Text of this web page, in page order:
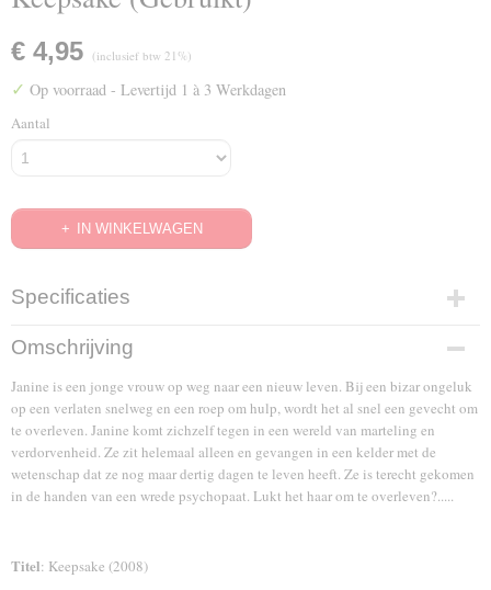
€ 4,95 (inclusief btw 21%)
✓ Op voorraad - Levertijd 1 à 3 Werkdagen
Aantal
IN WINKELWAGEN
Specificaties
EAN code
8717185535754
Omschrijving
Janine is een jonge vrouw op weg naar een nieuw leven. Bij een bizar ongeluk
op een verlaten snelweg en een roep om hulp, wordt het al snel een gevecht om
te overleven. Janine komt zichzelf tegen in een wereld van marteling en
verdorvenheid. Ze zit helemaal alleen en gevangen in een kelder met de
wetenschap dat ze nog maar dertig dagen te leven heeft. Ze is terecht gekomen
in de handen van een wrede psychopaat. Lukt het haar om te overleven?.....
Titel: Keepsake (2008)